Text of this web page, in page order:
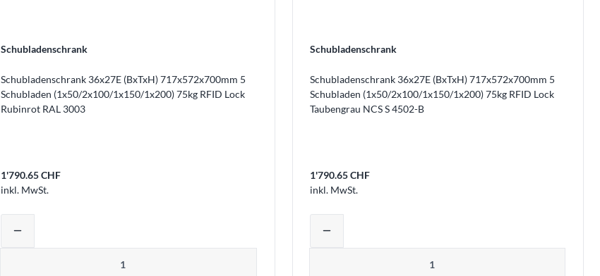
Schubladenschrank
Schubladenschrank 36x27E (BxTxH) 717x572x700mm 5
Schubladen (1x50/2x100/1x150/1x200) 75kg RFID Lock
Rubinrot RAL 3003
1'790.65 CHF
inkl. MwSt.
Produktmenge auswählen und in den Warenkorb legen
remove
Schubladenschrank
Schubladenschrank 36x27E (BxTxH) 717x572x700mm 5
Schubladen (1x50/2x100/1x150/1x200) 75kg RFID Lock
Taubengrau NCS S 4502-B
1'790.65 CHF
inkl. MwSt.
Produktmenge auswählen und in den
remove